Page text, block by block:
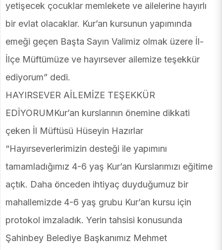
yetişecek çocuklar memlekete ve ailelerine hayırlı
bir evlat olacaklar. Kur’an kursunun yapımında
emeği geçen Başta Sayın Valimiz olmak üzere İl-
İlçe Müftümüze ve hayırsever ailemize teşekkür
ediyorum” dedi.
HAYIRSEVER AİLEMİZE TEŞEKKÜR
EDİYORUMKur’an kurslarının önemine dikkati
çeken İl Müftüsü Hüseyin Hazırlar
“Hayırseverlerimizin desteği ile yapımını
tamamladığımız 4-6 yaş Kur’an Kurslarımızı eğitime
açtık. Daha önceden ihtiyaç duyduğumuz bir
mahallemizde 4-6 yaş grubu Kur’an kursu için
protokol imzaladık. Yerin tahsisi konusunda
Şahinbey Belediye Başkanımız Mehmet